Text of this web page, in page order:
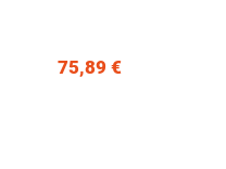
75,89 €